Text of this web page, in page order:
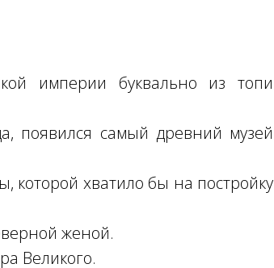
империи буквально из топи
появился самый древний музей
хватило бы на постройку
женой.
Великого.